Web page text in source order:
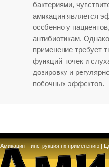
бактериями,
амикацин является
особенно у
антибиотикам.
применение требует
функций почек и
дозировку и
побочных эффектов.
Амикацин – инструкция по применению |